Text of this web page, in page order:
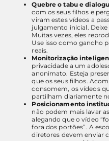
Quebre o tabu e
com os seus filhos e
viram estes vídeos a
julgamento inicial.
Muitas vezes, eles
Use isso como gancho
reais.
Monitorização
privacidade a um
anonimato. Esteja
que os seus filhos.
consomem, os vídeos
partilham diariamente
Posicionamento
não podem mais lavar
alegando que o vídeo
fora dos portões”. A
diretores devem enviar